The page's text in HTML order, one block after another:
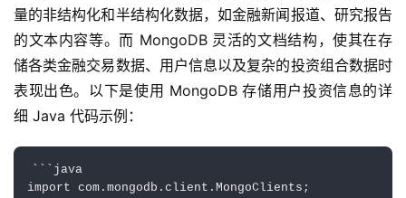
量的非结构化和半结构化数据，如金融新闻报道、研究报告
的文本内容等。而 MongoDB 灵活的文档结构，使其在存
储各类金融交易数据、用户信息以及复杂的投资组合数据时
表现出色。以下是使用 MongoDB 存储用户投资信息的详
细 Java 代码示例：
```java
import com.mongodb.client.MongoClients;